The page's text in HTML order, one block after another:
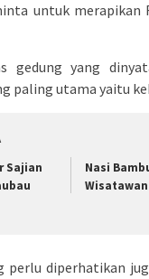
untuk merapikan
gedung yang
paling utama yaitu
Sajian
Nasi
perlu diperhatikan